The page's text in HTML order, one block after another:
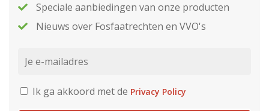
Speciale aanbiedingen van onze producten
Nieuws over Fosfaatrechten en VVO's
Ik ga akkoord met de Privacy Policy